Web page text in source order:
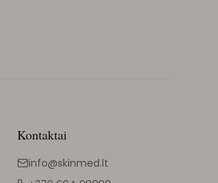
Kontaktai
info@skinmed.lt